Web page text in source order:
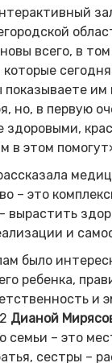
всего, в том
но, в первую
в этом
– это
вырастить
и
было
ребенка,
и
Дианой
– это
сестры –